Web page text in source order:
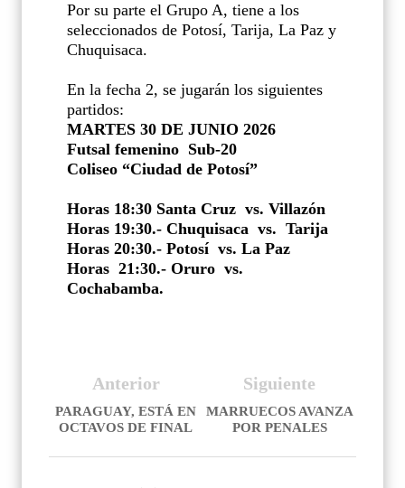
Por su parte el Grupo A, tiene a los
seleccionados de Potosí, Tarija, La Paz y
Chuquisaca.
En la fecha 2, se jugarán los siguientes
partidos:
MARTES 30 DE JUNIO 2026
Futsal femenino Sub-20
Coliseo “Ciudad de Potosí”
Horas 18:30 Santa Cruz vs. Villazón
Horas 19:30.- Chuquisaca vs. Tarija
Horas 20:30.- Potosí vs. La Paz
Horas 21:30.- Oruro vs.
Cochabamba.
Siguiente
MARRUECOS AVANZA
POR PENALES
Anterior
PARAGUAY, ESTÁ EN
OCTAVOS DE FINAL